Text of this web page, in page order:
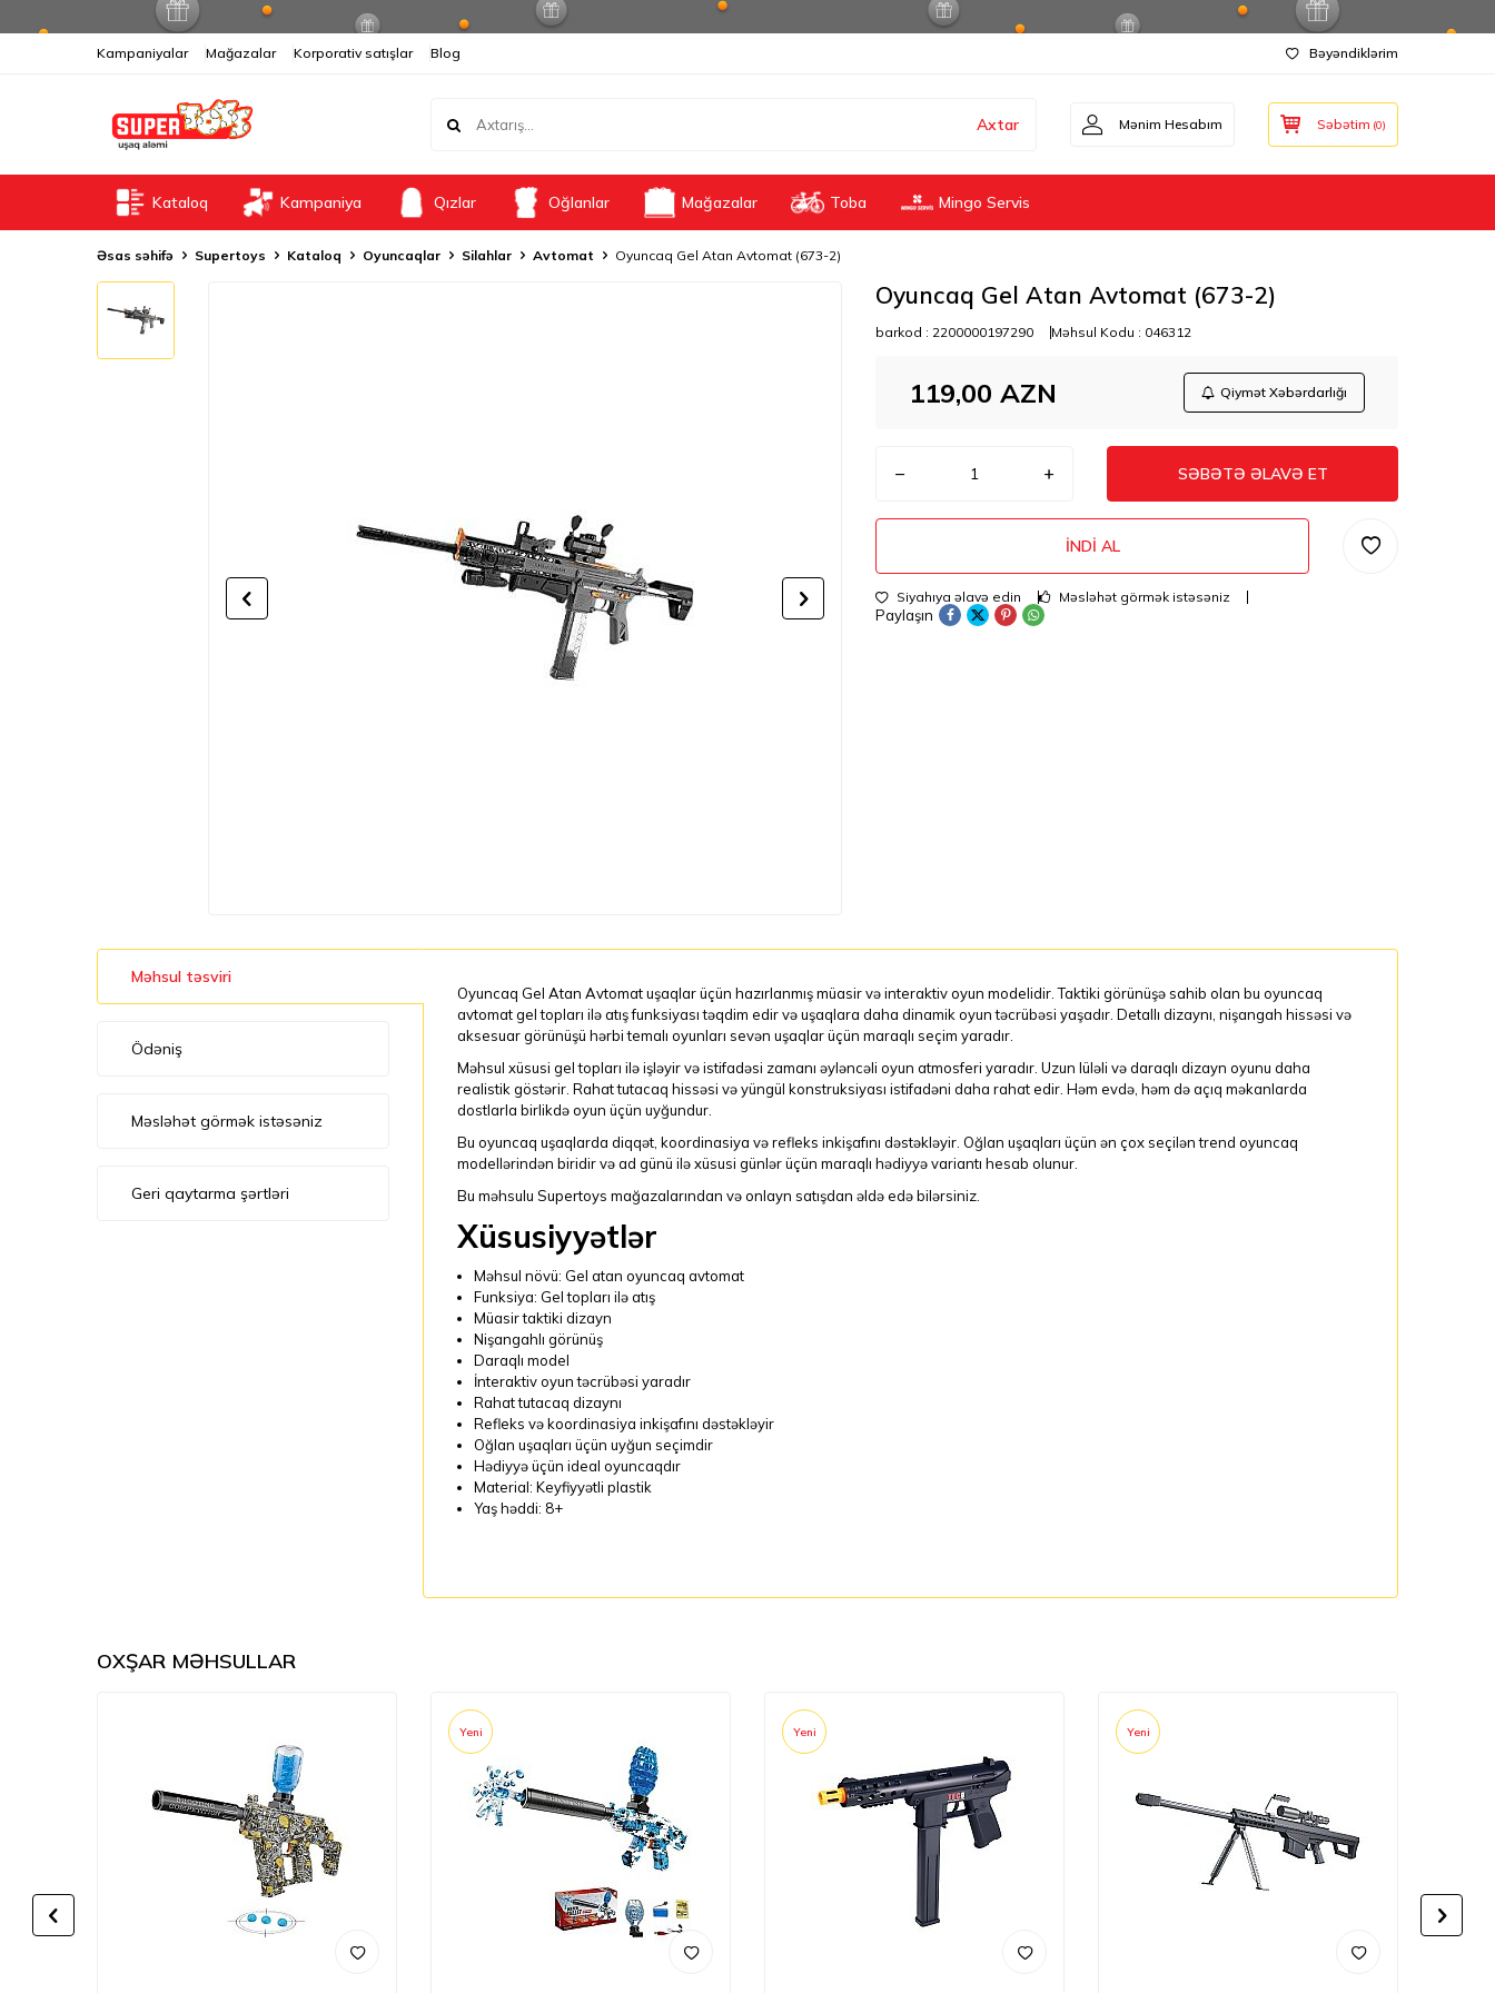
Kampaniyalar Mağazalar Korporativ satışlar Blog Bəyəndiklərim
Axtar Mənim Hesabım Səbətim (0)
Kataloq Kampaniya Qızlar Oğlanlar Mağazalar Toba Mingo Servis
Əsas səhifə Supertoys Kataloq Oyuncaqlar Silahlar Avtomat Oyuncaq Gel Atan Avtomat (673-2)
Oyuncaq Gel Atan Avtomat (673-2)
barkod : 2200000197290 Məhsul Kodu : 046312
119,00 AZN Qiymət Xəbərdarlığı
SƏBƏTƏ ƏLAVƏ ET
İNDI AL
Siyahıya əlavə edin Məsləhət görmək istəsəniz
Paylaşın
Məhsul təsviri
Ödəniş
Məsləhət görmək istəsəniz
Geri qaytarma şərtləri
Oyuncaq Gel Atan Avtomat uşaqlar üçün hazırlanmış müasir və interaktiv oyun modelidir. Taktiki görünüşə sahib olan bu oyuncaq
avtomat gel topları ilə atış funksiyası təqdim edir və uşaqlara daha dinamik oyun təcrübəsi yaşadır. Detallı dizaynı, nişangah hissəsi və
aksesuar görünüşü hərbi temalı oyunları sevən uşaqlar üçün maraqlı seçim yaradır.
Məhsul xüsusi gel topları ilə işləyir və istifadəsi zamanı əyləncəli oyun atmosferi yaradır. Uzun lüləli və daraqlı dizayn oyunu daha
realistik göstərir. Rahat tutacaq hissəsi və yüngül konstruksiyası istifadəni daha rahat edir. Həm evdə, həm də açıq məkanlarda
dostlarla birlikdə oyun üçün uyğundur.
Bu oyuncaq uşaqlarda diqqət, koordinasiya və refleks inkişafını dəstəkləyir. Oğlan uşaqları üçün ən çox seçilən trend oyuncaq
modellərindən biridir və ad günü ilə xüsusi günlər üçün maraqlı hədiyyə variantı hesab olunur.
Bu məhsulu Supertoys mağazalarından və onlayn satışdan əldə edə bilərsiniz.
Xüsusiyyətlər
Məhsul növü: Gel atan oyuncaq avtomat
Funksiya: Gel topları ilə atış
Müasir taktiki dizayn
Nişangahlı görünüş
Daraqlı model
İnteraktiv oyun təcrübəsi yaradır
Rahat tutacaq dizaynı
Refleks və koordinasiya inkişafını dəstəkləyir
Oğlan uşaqları üçün uyğun seçimdir
Hədiyyə üçün ideal oyuncaqdır
Material: Keyfiyyətli plastik
Yaş həddi: 8+
OXŞAR MƏHSULLAR
Yeni Yeni Yeni